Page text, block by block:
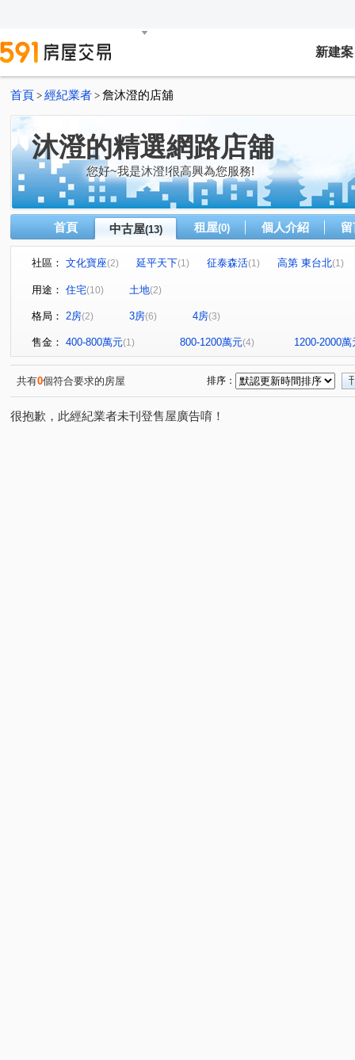
新建案
首頁 > 經紀業者 > 詹沐澄的店舖
沐澄的精選網路店舖
您好~我是沐澄!很高興為您服務!
首頁 中古屋(13) 租屋(0) 個人介紹
社區： 文化寶座(2) 延平天下(1) 征泰森活(1) 高第 東台北(1)
皇家社區 歡喜家園no.23
中山路五段 凱旋路
用途： 住宅(10) 土地(2)
格局： 2房(2) 3房(6) 4房(3)
售金： 400-800萬元(1) 800-1200萬元(4) 1200-2000萬
共有0個符合要求的房屋 排序：
很抱歉，此經紀業者未刊登售屋廣告唷！